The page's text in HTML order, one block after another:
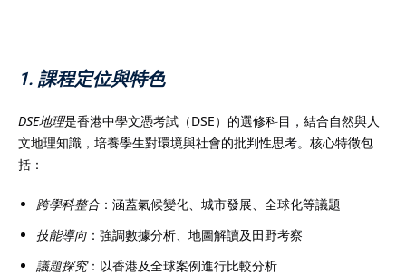
1. 課程定位與特色
DSE地理是香港中學文憑考試（DSE）的選修科目，結合自然與人
文地理知識，培養學生對環境與社會的批判性思考。核心特徵包
括：
跨學科整合：涵蓋氣候變化、城市發展、全球化等議題
技能導向 ：強調數據分析、地圖解讀及田野考察
議題探究：以香港及全球案例進行比較分析